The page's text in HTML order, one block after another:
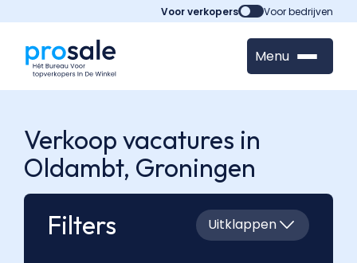
Voor verkopers Voor bedrijven
Menu
Verkoop vacatures in
Oldambt, Groningen
Filters
Uitklappen